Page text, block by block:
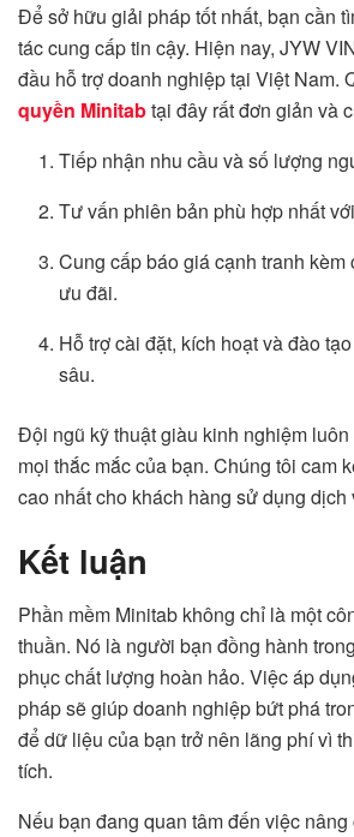
Để sở hữu giải pháp tốt nhất, bạn cần
tác cung cấp tin cậy. Hiện nay, JYW
đầu hỗ trợ doanh nghiệp tại Việt Nam.
quyền Minitabtại đây rất đơn giản và
Tiếp nhận nhu cầu và số lượng
Tư vấn phiên bản phù hợp nhất
Cung cấp báo giá cạnh tranh kèm
ưu đãi.
Hỗ trợ cài đặt, kích hoạt và đào
sâu.
Đội ngũ kỹ thuật giàu kinh nghiệm
mọi thắc mắc của bạn. Chúng tôi cam
cao nhất cho khách hàng sử dụng dịch
Kết luận
Phần mềm Minitab không chỉ là một
thuần. Nó là người bạn đồng hành
phục chất lượng hoàn hảo. Việc áp
pháp sẽ giúp doanh nghiệp bứt phá
để dữ liệu của bạn trở nên lãng phí vì
tích.
Nếu bạn đang quan tâm đến việc